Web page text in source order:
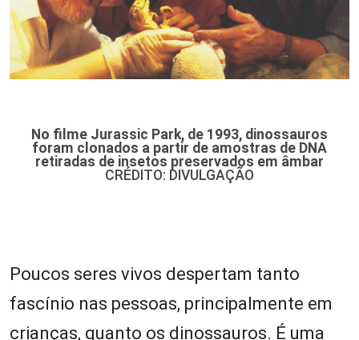
No filme Jurassic Park, de 1993, dinossauros
foram clonados a partir de amostras de DNA
retiradas de insetos preservados em âmbar
CRÉDITO: DIVULGAÇÃO
Poucos seres vivos despertam tanto
fascínio nas pessoas, principalmente em
crianças, quanto os dinossauros. É uma